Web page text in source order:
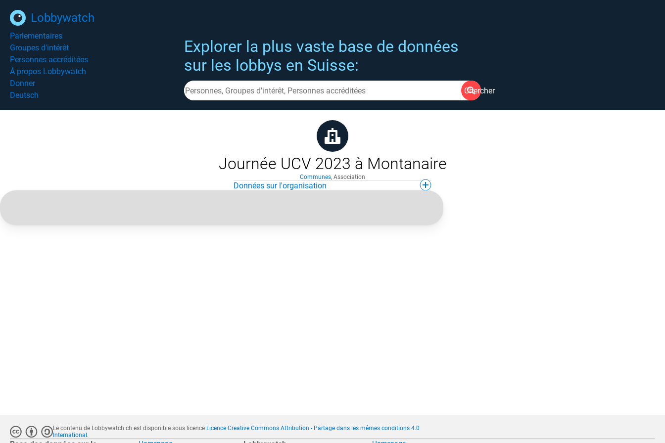
Lobbywatch
Parlementaires
Groupes d'intérêt
Personnes accréditées
À propos Lobbywatch
Donner
Deutsch
Explorer la plus vaste base de données
sur les lobbys en Suisse:
Chercher
Journée UCV 2023 à Montanaire
Communes, Association
Données sur l'organisation
Le contenu de Lobbywatch.ch est disponible sous licence Licence Creative Commons Attribution - Partage dans les mêmes conditions 4.0
International .